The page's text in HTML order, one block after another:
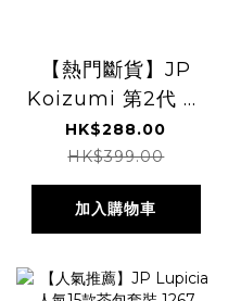
【熱門斷貨】JP
Koizumi 第2代 無
線USB迷你瀏海捲
髮梳 可拆電 4981
TK260806
HK$288.00
HK$399.00
加入購物車